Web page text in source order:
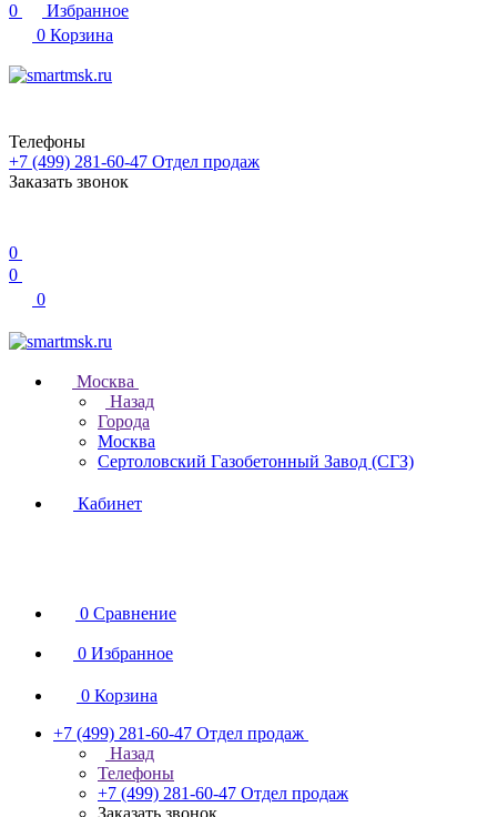
0
Избранное
0 Корзина
Телефоны
+7 (499) 281-60-47 Отдел продаж
Заказать звонок
0
0
0
Москва
Назад
Города
Москва
Сертоловский Газобетонный Завод (СГЗ)
Кабинет
0 Сравнение
0 Избранное
0 Корзина
+7 (499) 281-60-47 Отдел продаж
Назад
Телефоны
+7 (499) 281-60-47 Отдел продаж
Заказать звонок